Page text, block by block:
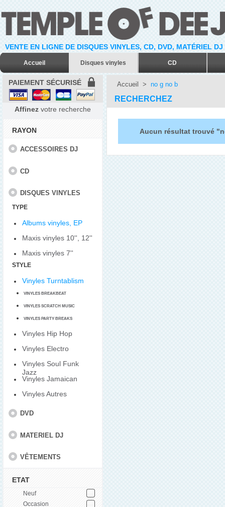
VENTE EN LIGNE DE DISQUES VINYLES, CD, DVD, MATÉRIEL
Accueil Disques vinyles CD
PAIEMENT SÉCURISÉ
Affinez votre recherche
RAYON
ACCESSOIRES DJ
CD
DISQUES VINYLES
TYPE
Albums vinyles, EP
Maxis vinyles 10'', 12''
Maxis vinyles 7''
STYLE
Vinyles Turntablism
VINYLES BREAKBEAT
VINYLES SCRATCH MUSIC
VINYLES PARTY BREAKS
Vinyles Hip Hop
Vinyles Electro
Vinyles Soul Funk
Jazz
Vinyles Jamaican
Vinyles Autres
DVD
MATERIEL DJ
VÊTEMENTS
ETAT
Neuf
Occasion
Accueil > no g no b
RECHERCHEZ
Aucun résultat trouvé